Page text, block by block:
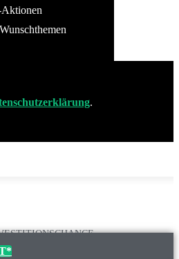
Aktionen
.